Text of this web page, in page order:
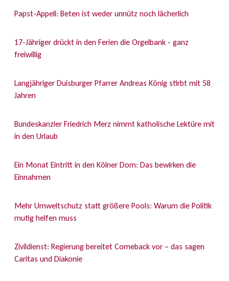
Papst-Appell: Beten ist weder unnütz noch lächerlich
17-Jähriger drückt in den Ferien die Orgelbank - ganz
freiwillig
Langjähriger Duisburger Pfarrer Andreas König stirbt mit 58
Jahren
Bundeskanzler Friedrich Merz nimmt katholische Lektüre mit
in den Urlaub
Ein Monat Eintritt in den Kölner Dom: Das bewirken die
Einnahmen
Mehr Umweltschutz statt größere Pools: Warum die Politik
mutig helfen muss
Zivildienst: Regierung bereitet Comeback vor – das sagen
Caritas und Diakonie